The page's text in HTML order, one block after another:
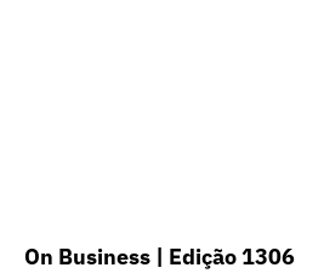
On Business | Edição 1306